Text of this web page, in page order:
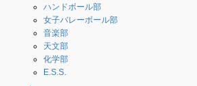
ハンドボール部
女子バレーボール部
音楽部
天文部
化学部
E.S.S.